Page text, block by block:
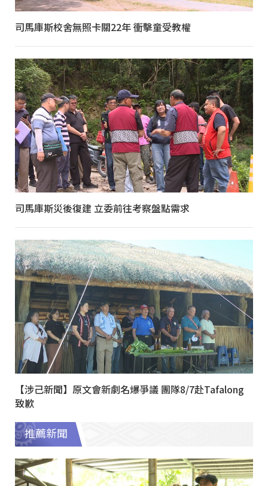
司馬庫斯校舍無照卡關22年 衝擊童受教權
司馬庫斯災後復建 立委前往考察盤點需求
【涉己新聞】原文會新劇名爆爭議 團隊8/7赴Tafalong
致歉
推薦新聞